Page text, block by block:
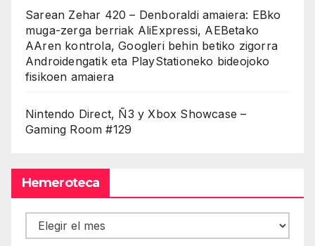
Sarean Zehar 420 – Denboraldi amaiera: EBko
muga-zerga berriak AliExpressi, AEBetako
AAren kontrola, Googleri behin betiko zigorra
Androidengatik eta PlayStationeko bideojoko
fisikoen amaiera
Nintendo Direct, Ñ3 y Xbox Showcase –
Gaming Room #129
Hemeroteca
Hemeroteca